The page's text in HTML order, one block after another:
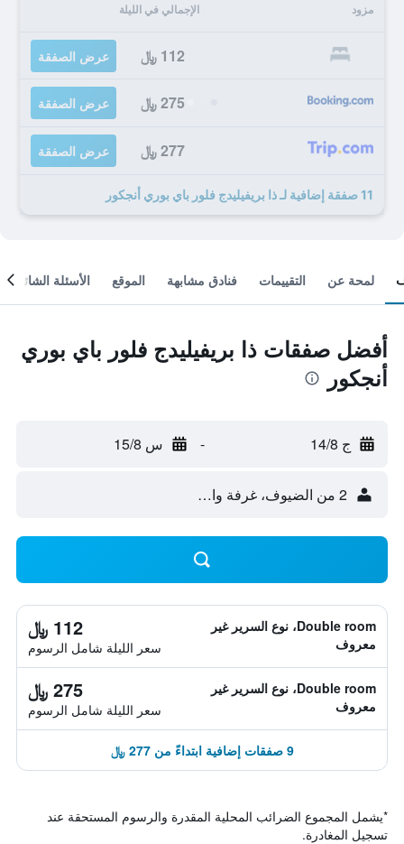
مزود الإجمالي في الليلة
112 ﷼ عرض الصفقة
275 ﷼ عرض الصفقة
277 ﷼ عرض الصفقة
11 صفقة إضافية لـ ذا بريفيليدج فلور باي بوري أنجكور
لمحة عن التقييمات فنادق مشابهة الموقع الأسئلة الشائعة
أفضل صفقات ذا بريفيليدج فلور باي بوري
أنجكور
ج 14/8 - س 15/8
2 من الضيوف، غرفة واحدة
Double room، نوع السرير غير
معروف
112 ﷼
سعر الليلة شامل الرسوم
Double room، نوع السرير غير
معروف
275 ﷼
سعر الليلة شامل الرسوم
9 صفقات إضافية ابتداءً من 277 ﷼
*يشمل المجموع الضرائب المحلية المقدرة والرسوم المستحقة عند
تسجيل المغادرة.